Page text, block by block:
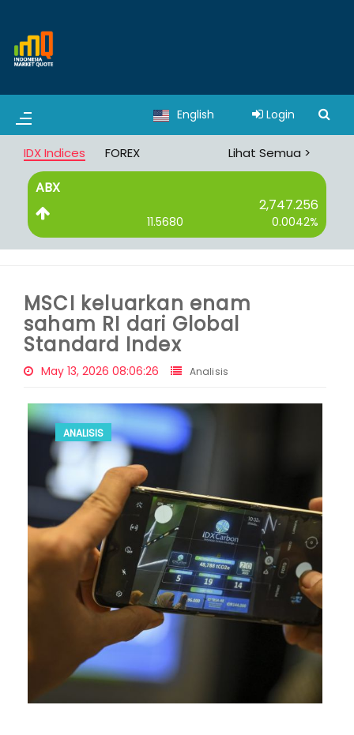
English Login
IDX Indices FOREX Lihat Semua >
ABX
2,747.256
11.5680 0.0042%
MSCI keluarkan enam
saham RI dari Global
Standard Index
May 13, 2026 08:06:26 Analisis
ANALISIS